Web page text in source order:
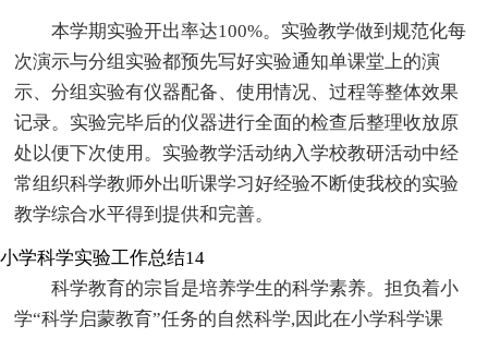
本学期实验开出率达100%。实验教学做到规范化每
次演示与分组实验都预先写好实验通知单课堂上的演
示、分组实验有仪器配备、使用情况、过程等整体效果
记录。实验完毕后的仪器进行全面的检查后整理收放原
处以便下次使用。实验教学活动纳入学校教研活动中经
常组织科学教师外出听课学习好经验不断使我校的实验
教学综合水平得到提供和完善。
小学科学实验工作总结14
科学教育的宗旨是培养学生的科学素养。担负着小
学“科学启蒙教育”任务的自然科学,因此在小学科学课